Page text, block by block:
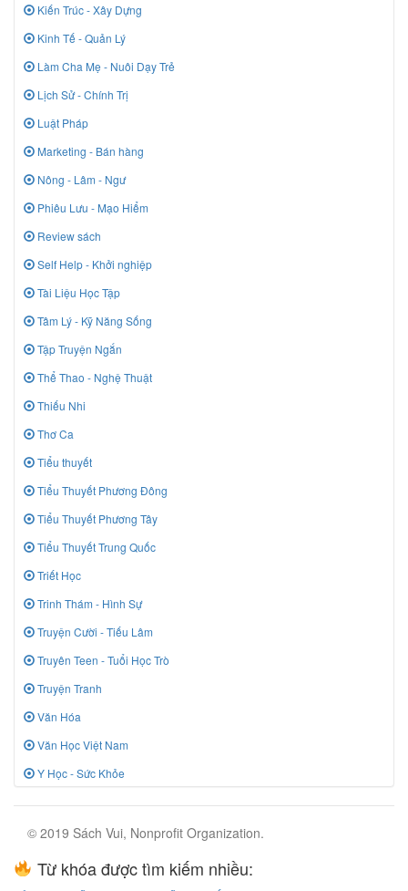
Kiến Trúc - Xây Dựng
Kinh Tế - Quản Lý
Làm Cha Mẹ - Nuôi Dạy Trẻ
Lịch Sử - Chính Trị
Luật Pháp
Marketing - Bán hàng
Nông - Lâm - Ngư
Phiêu Lưu - Mạo Hiểm
Review sách
Self Help - Khởi nghiệp
Tài Liệu Học Tập
Tâm Lý - Kỹ Năng Sống
Tập Truyện Ngắn
Thể Thao - Nghệ Thuật
Thiếu Nhi
Thơ Ca
Tiểu thuyết
Tiểu Thuyết Phương Đông
Tiểu Thuyết Phương Tây
Tiểu Thuyết Trung Quốc
Triết Học
Trinh Thám - Hình Sự
Truyện Cười - Tiếu Lâm
Truyên Teen - Tuổi Học Trò
Truyện Tranh
Văn Hóa
Văn Học Việt Nam
Y Học - Sức Khỏe
© 2019 Sách Vui, Nonprofit Organization.
Từ khóa được tìm kiếm nhiều: